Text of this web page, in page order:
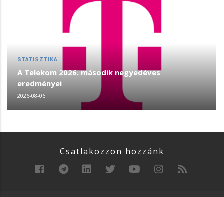
STATISZTIKA
A Telekom 2026. második negyedéves
eredményei
2026-08-06
Csatlakozzon hozzánk